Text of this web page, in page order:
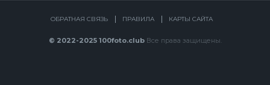
ОБРАТНАЯ СВЯЗЬ ПРАВИЛА КАРТЫ САЙТА
© 2022-2025 100foto.clubВсе права защищены.